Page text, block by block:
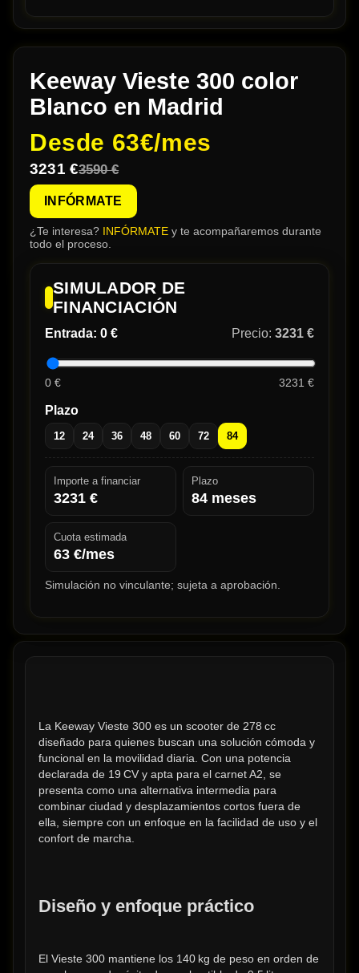
Keeway Vieste 300 color
Blanco en Madrid
Desde 63€/mes
3231 €3590 €
INFÓRMATE
¿Te interesa? INFÓRMATE y te acompañaremos durante
todo el proceso.
SIMULADOR DE
FINANCIACIÓN
Entrada: 0 € Precio: 3231 €
0 € 3231 €
Plazo
12 24 36 48 60 72 84
Importe a financiar
3231 €
Plazo
84 meses
Cuota estimada
63 €/mes
Simulación no vinculante; sujeta a aprobación.
La Keeway Vieste 300 es un scooter de 278 cc
diseñado para quienes buscan una solución cómoda y
funcional en la movilidad diaria. Con una potencia
declarada de 19 CV y apta para el carnet A2, se
presenta como una alternativa intermedia para
combinar ciudad y desplazamientos cortos fuera de
ella, siempre con un enfoque en la facilidad de uso y el
confort de marcha.
Diseño y enfoque práctico
El Vieste 300 mantiene los 140 kg de peso en orden de